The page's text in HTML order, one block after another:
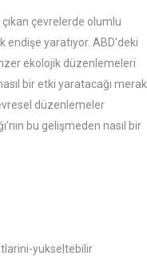
çıkan çevrelerde olumlu
endişe yaratıyor. ABD'deki
ekolojik düzenlemeleri
bir etki yaratacağı merak
düzenlemeler
bu gelişmeden nasıl bir